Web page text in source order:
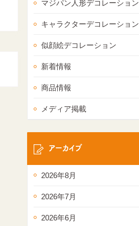
マジパン人形デコレーション
キャラクターデコレーション
似顔絵デコレーション
新着情報
商品情報
メディア掲載
アーカイブ
2026年8月
2026年7月
2026年6月